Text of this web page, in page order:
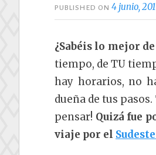
PUBLISHED ON4 junio,
¿Sabéis lo mejor
tiempo, de TU
hay horarios, no
dueña de tus
pensar! Quizá fue
viaje por el